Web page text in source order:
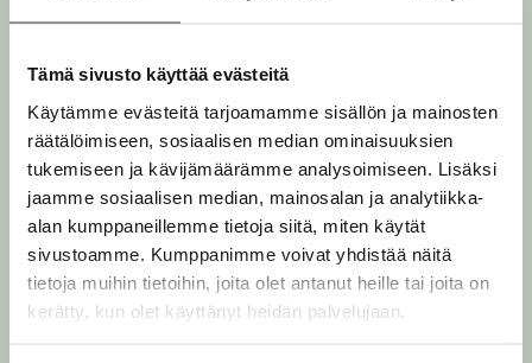
Tämä sivusto käyttää evästeitä
Käytämme evästeitä tarjoamamme sisällön ja mainosten
räätälöimiseen, sosiaalisen median ominaisuuksien
tukemiseen ja kävijämäärämme analysoimiseen. Lisäksi
jaamme sosiaalisen median, mainosalan ja analytiikka-
alan kumppaneillemme tietoja siitä, miten käytät
sivustoamme. Kumppanimme voivat yhdistää näitä
tietoja muihin tietoihin, joita olet antanut heille tai joita on
kerätty, kun olet käyttänyt heidän palvelujaan.
K
u
n
t
e
l
e
Rikastettu e-kirja
B
o
k
b
e
a
t
A
u
k
K
u
u
n
t
e
l
e
Äänikirja
B
o
o
k
b
e
a
t
A
Muut teokset
Marraskuu 2026